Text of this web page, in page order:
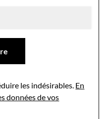
les indésirables. En
données de vos